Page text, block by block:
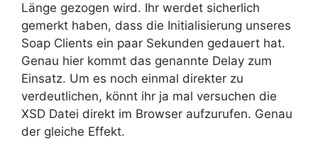
Länge gezogen wird. Ihr werdet sicherlich
gemerkt haben, dass die Initialisierung unseres
Soap Clients ein paar Sekunden gedauert hat.
Genau hier kommt das genannte Delay zum
Einsatz. Um es noch einmal direkter zu
verdeutlichen, könnt ihr ja mal versuchen die
XSD Datei direkt im Browser aufzurufen. Genau
der gleiche Effekt.